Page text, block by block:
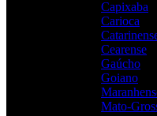
Capixaba
Carioca
Cearense
Gaúcho
Goiano
Mato-